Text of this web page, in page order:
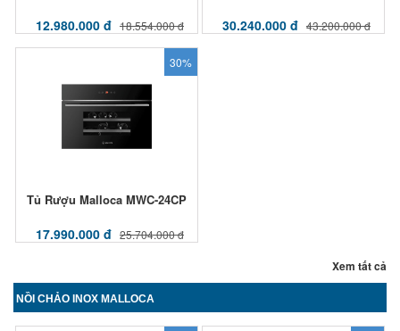
12.980.000 đ 18.554.000 đ 30.240.000 đ 43.200.000 đ
30%
Tủ Rượu Malloca MWC-24CP
17.990.000 đ 25.704.000 đ
Xem tất cả
NỒI CHẢO INOX MALLOCA